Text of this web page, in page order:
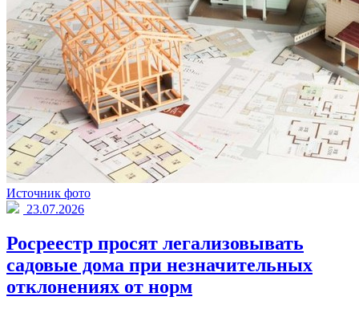
Источник фото
23.07.2026
Росреестр просят легализовывать
садовые дома при незначительных
отклонениях от норм